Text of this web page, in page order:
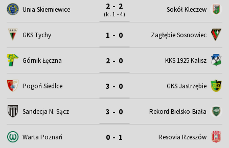
Unia Skierniewice 2 - 2
(k. 1 - 4)
Sokół Kleczew
GKS Tychy 1 - 0 Zagłębie Sosnowiec
Górnik Łęczna 2 - 0 KKS 1925 Kalisz
Pogoń Siedlce 3 - 0 GKS Jastrzębie
Sandecja N. Sącz 3 - 0 Rekord Bielsko-Biała
Warta Poznań 0 - 1 Resovia Rzeszów